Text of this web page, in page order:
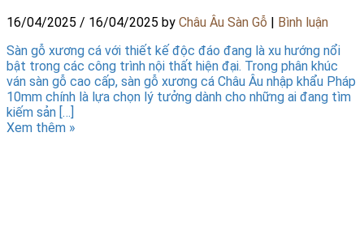
16/04/2025 / 16/04/2025 by Châu Âu Sàn Gỗ | Bình luận
Sàn gỗ xương cá với thiết kế độc đáo đang là xu hướng nổi
bật trong các công trình nội thất hiện đại. Trong phân khúc
ván sàn gỗ cao cấp, sàn gỗ xương cá Châu Âu nhập khẩu Pháp
10mm chính là lựa chọn lý tưởng dành cho những ai đang tìm
kiếm sản […]
Xem thêm »